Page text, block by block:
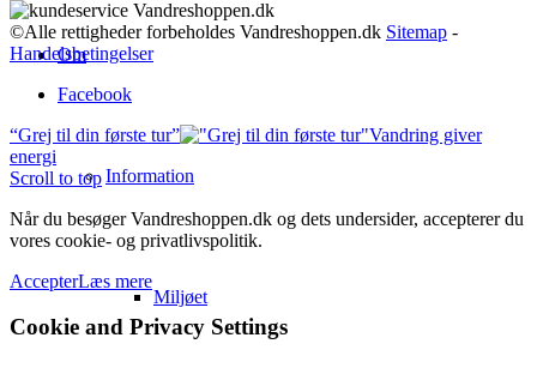
Om
Information
Miljøet
©Alle rettigheder forbeholdes Vandreshoppen.dk Sitemap -
Handelsbetingelser
Facebook
“Grej til din første tur”
Vandring giver
energi
Scroll to top
Når du besøger Vandreshoppen.dk og dets undersider, accepterer du
vores cookie- og privatlivspolitik.
AccepterLæs mere
Cookie and Privacy Settings